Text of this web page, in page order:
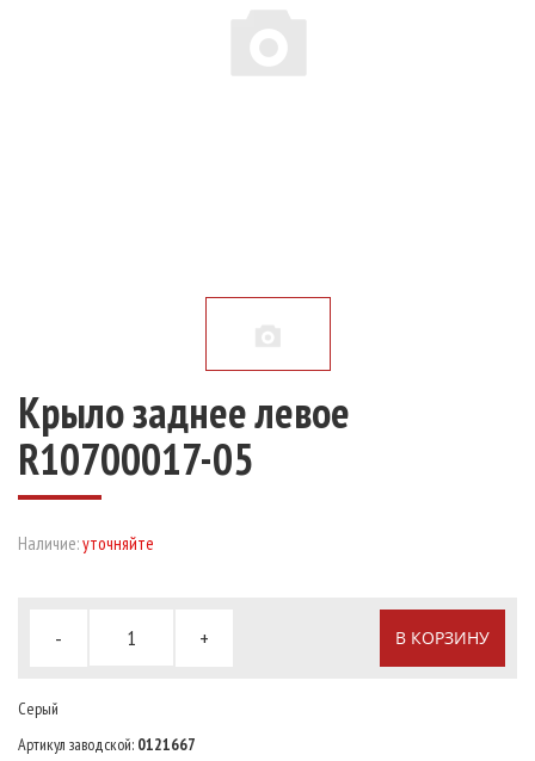
Крыло заднее левое
R10700017-05
Наличие:уточняйте
- + В КОРЗИНУ
Серый
Артикул заводской: 0121667